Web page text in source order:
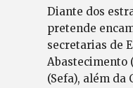
Diante dos
pretende
secretarias de
Abastecimento
(Sefa), além da